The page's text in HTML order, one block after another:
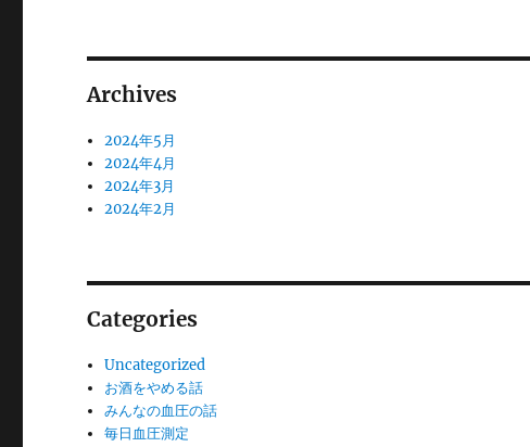
ン
Archives
2024年5月
2024年4月
2024年3月
2024年2月
Categories
Uncategorized
お酒をやめる話
みんなの血圧の話
毎日血圧測定